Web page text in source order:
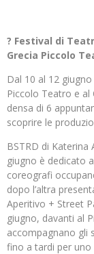
? Festival di
Grecia Piccolo
Dal 10 al 12
Piccolo Teatro e
densa di 6
scoprire le
BSTRD di
giugno è dedicato
coreografi
dopo l’altra
Aperitivo + Street
giugno, davanti al
accompagnano gli
fino a tardi per